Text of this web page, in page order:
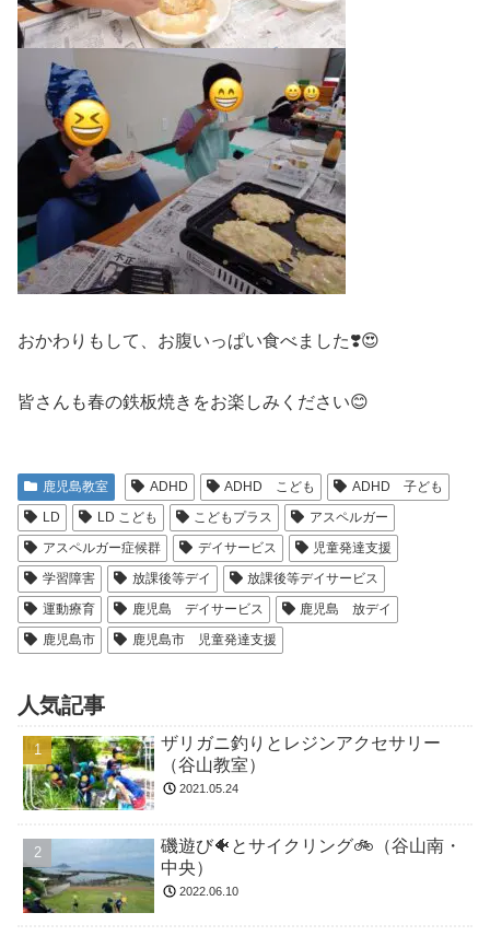
おかわりもして、お腹いっぱい食べました❣️😍
皆さんも春の鉄板焼きをお楽しみください😊
鹿児島教室 ADHD ADHD こども
ADHD 子ども
LD
LD こども こどもプラス
アスペルガー
アスペルガー症候群
デイサービス
児童発達支援
学習障害
放課後等デイ
放課後等デイサービス
運動療育
鹿児島 デイサービス
鹿児島 放デイ
鹿児島市
鹿児島市 児童発達支援
人気記事
ザリガニ釣りとレジンアクセサリー
（谷山教室）
2021.05.24
磯遊び🐠とサイクリング🚲（谷山南・
中央）
2022.06.10